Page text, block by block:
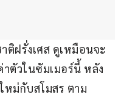
ติฝรั่งเศส ดูเหมือนจะ
ตัวในซัมเมอร์นี้ หลัง
หม่กับสโมสร ตาม